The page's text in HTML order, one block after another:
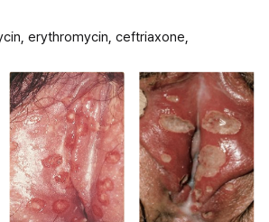
erythromycin, ceftriaxone,